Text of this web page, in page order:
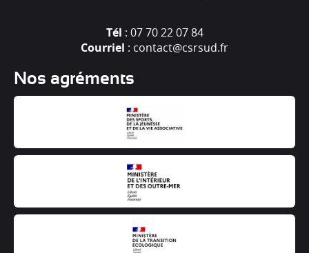
Tél : 07 70 22 07 84
Courriel : contact@csrsud.fr
Nos agréments